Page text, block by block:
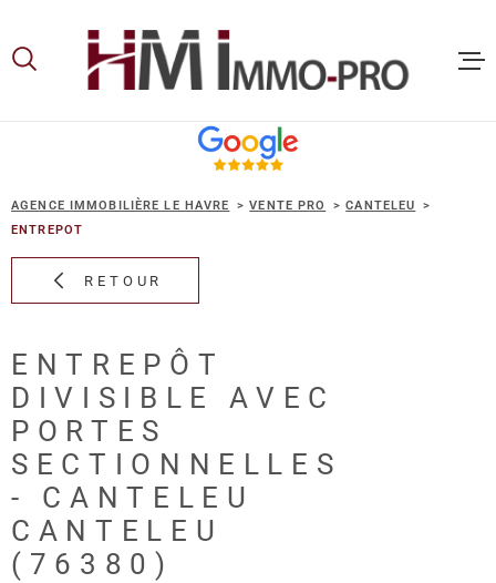
lamenu
contenu
AGENCE IMMOBILIÈRE LE HAVRE VENTE PRO
CANTELEU
ENTREPOT
RETOUR
ENTREPÔT
DIVISIBLE AVEC
PORTES
SECTIONNELLES
- CANTELEU
CANTELEU
(76380)